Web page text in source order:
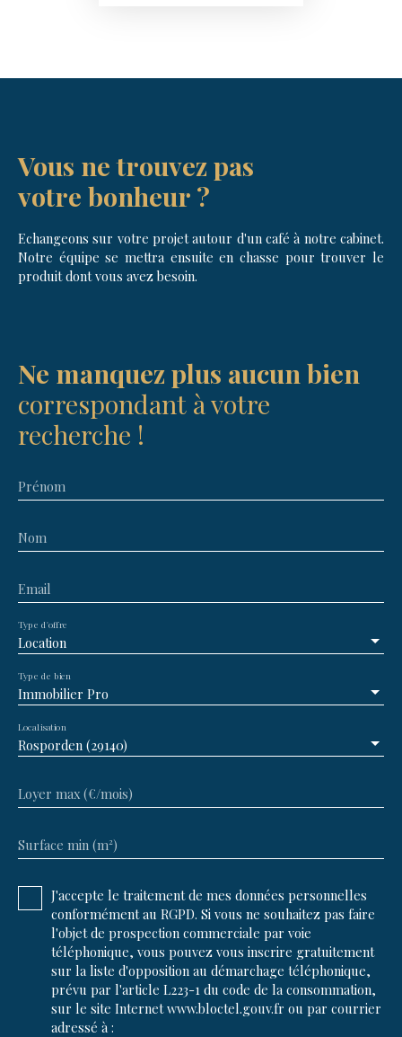
Vous ne trouvez pas
votre bonheur ?
Echangeons sur votre projet autour d'un café à notre cabinet.
Notre équipe se mettra ensuite en chasse pour trouver le
produit dont vous avez besoin.
Ne manquez plus aucun bien
correspondant à votre
recherche !
Prénom
Nom
Email
Location
Type d'offre
Immobilier Pro
Type de bien
Rosporden (29140)
Localisation
Loyer max (€/mois)
Surface min (m²)
J'accepte le traitement de mes données personnelles
conformément au RGPD. Si vous ne souhaitez pas faire
l'objet de prospection commerciale par voie
téléphonique, vous pouvez vous inscrire gratuitement
sur la liste d'opposition au démarchage téléphonique,
prévu par l'article L223-1 du code de la consommation,
sur le site Internet www.bloctel.gouv.fr ou par courrier
adressé à :